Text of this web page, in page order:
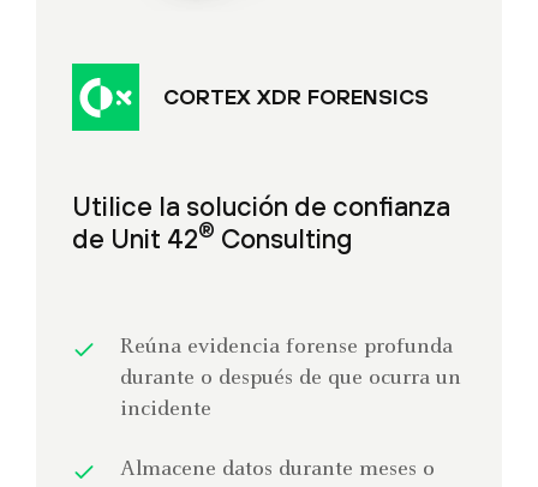
CORTEX XDR FORENSICS
Utilice la solución de confianza
de Unit 42® Consulting
Reúna evidencia forense profunda
durante o después de que ocurra un
incidente
Almacene datos durante meses o